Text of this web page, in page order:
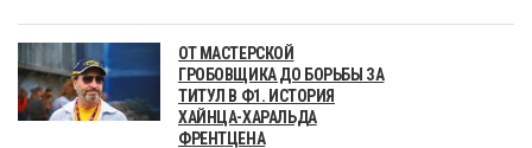
ОТ МАСТЕРСКОЙ
ГРОБОВЩИКА ДО БОРЬБЫ ЗА
ТИТУЛ В Ф1. ИСТОРИЯ
ХАЙНЦА-ХАРАЛЬДА
ФРЕНТЦЕНА